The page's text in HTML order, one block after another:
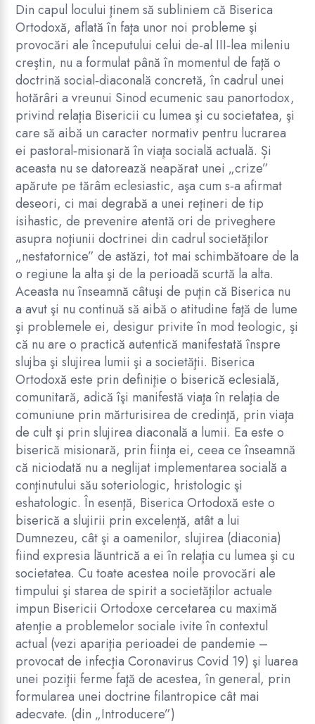
Din capul locului ţinem să subliniem că Biserica
Ortodoxă, aflată în faţa unor noi probleme şi
provocări ale începutului celui de‑al III‑lea mileniu
creştin, nu a formulat până în momentul de faţă o
doctrină social‑diaconală concretă, în cadrul unei
hotărâri a vreunui Sinod ecumenic sau panortodox,
privind relaţia Bisericii cu lumea şi cu societatea, şi
care să aibă un caracter normativ pentru lucrarea
ei pastoral‑misionară în viaţa socială actuală. Și
aceasta nu se datorează neapărat unei „crize”
apărute pe tărâm eclesiastic, aşa cum s‑a afirmat
deseori, ci mai degrabă a unei reţineri de tip
isihastic, de prevenire atentă ori de priveghere
asupra noţiunii doctrinei din cadrul societăţilor
„nestatornice” de astăzi, tot mai schimbătoare de la
o regiune la alta şi de la perioadă scurtă la alta.
Aceasta nu înseamnă câtuşi de puţin că Biserica nu
a avut şi nu continuă să aibă o atitudine faţă de lume
şi problemele ei, desigur privite în mod teologic, şi
că nu are o practică autentică manifestată înspre
slujba şi slujirea lumii şi a societăţii. Biserica
Ortodoxă este prin definiţie o biserică eclesială,
comunitară, adică îşi manifestă viaţa în relaţia de
comuniune prin mărturisirea de credinţă, prin viaţa
de cult şi prin slujirea diaconală a lumii. Ea este o
biserică misionară, prin fiinţa ei, ceea ce înseamnă
că niciodată nu a neglijat implementarea socială a
conţinutului său soteriologic, hristologic şi
eshatologic. În esenţă, Biserica Ortodoxă este o
biserică a slujirii prin excelenţă, atât a lui
Dumnezeu, cât şi a oamenilor, slujirea (diaconia)
fiind expresia lăuntrică a ei în relaţia cu lumea şi cu
societatea. Cu toate acestea noile provocări ale
timpului şi starea de spirit a societăţilor actuale
impun Bisericii Ortodoxe cercetarea cu maximă
atenţie a problemelor sociale ivite în contextul
actual (vezi apariţia perioadei de pandemie –
provocat de infecţia Coronavirus Covid 19) şi luarea
unei poziţii ferme faţă de acestea, în general, prin
formularea unei doctrine filantropice cât mai
adecvate. (din „Introducere”)